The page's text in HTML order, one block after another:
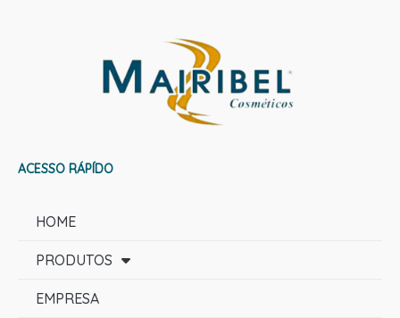
ACESSO RÁPÍDO
HOME
PRODUTOS
EMPRESA